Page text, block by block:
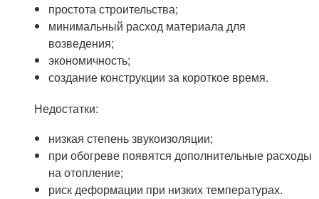
простота строительства;
минимальный расход материала для
возведения;
экономичность;
создание конструкции за короткое время.
Недостатки:
низкая степень звукоизоляции;
при обогреве появятся дополнительные расходы
на отопление;
риск деформации при низких температурах.